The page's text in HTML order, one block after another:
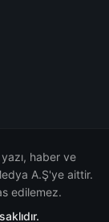
haber ve
A.Ş'ye aittir.
edilemez.